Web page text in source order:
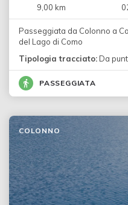
9,00 km
Passeggiata da Colonno a
del Lago di Como
Tipologia tracciato: Da
PASSEGGIATA
COLONNO